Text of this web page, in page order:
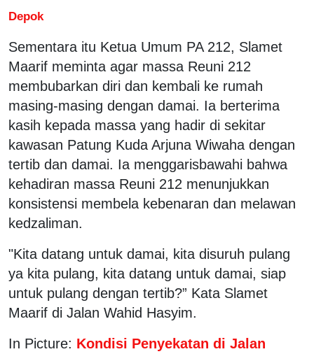
Depok
Sementara itu Ketua Umum PA 212, Slamet
Maarif meminta agar massa Reuni 212
membubarkan diri dan kembali ke rumah
masing-masing dengan damai. Ia berterima
kasih kepada massa yang hadir di sekitar
kawasan Patung Kuda Arjuna Wiwaha dengan
tertib dan damai. Ia menggarisbawahi bahwa
kehadiran massa Reuni 212 menunjukkan
konsistensi membela kebenaran dan melawan
kedzaliman.
"Kita datang untuk damai, kita disuruh pulang
ya kita pulang, kita datang untuk damai, siap
untuk pulang dengan tertib?” Kata Slamet
Maarif di Jalan Wahid Hasyim.
In Picture: Kondisi Penyekatan di Jalan